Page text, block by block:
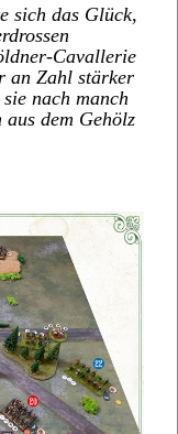
sich das Glück,
Cavallerie
an Zahl stärker
nach manch
dem Gehölz